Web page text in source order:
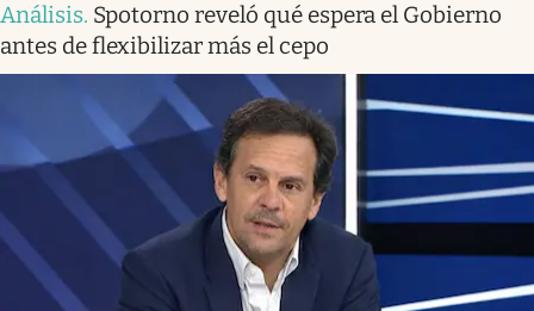
Análisis. Spotorno reveló qué espera el Gobierno
antes de flexibilizar más el cepo